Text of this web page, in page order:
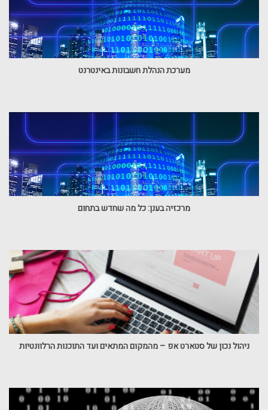
מערכת הנהלת חשבונות באינטרנט
מרכזיה בענן: כל מה שחדש בתחום
ניהול נכון של סטארט אפ – מהמקום המתאים ועד התוכנות הרלוונטיות